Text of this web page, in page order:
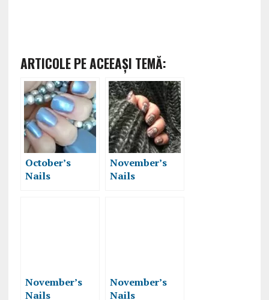
ARTICOLE PE ACEEAŞI TEMĂ:
October’s
Nails
November’s
Nails
November’s
Nails
November’s
Nails